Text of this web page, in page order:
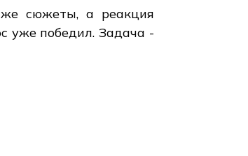
же сюжеты, а реакция
уже победил. Задача -